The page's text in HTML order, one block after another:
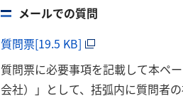
メールでの質問
質問票[19.5 KB]
質問票に必要事項を記載して本ペ
会社）」として、括弧内に質問者